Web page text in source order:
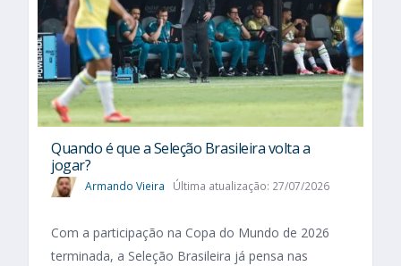
Quando é que a Seleção Brasileira volta a
jogar?
Armando Vieira Última atualização: 27/07/2026
Com a participação na Copa do Mundo de 2026
terminada, a Seleção Brasileira já pensa nas